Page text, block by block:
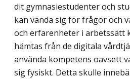
dit gymnasiestudenter och
kan vända sig för frågor och
och erfarenheter i arbetssätt
hämtas från de digitala
använda kompetens oavsett
sig fysiskt. Detta skulle